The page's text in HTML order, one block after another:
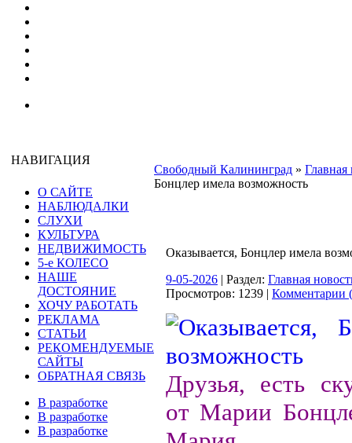
НАВИГАЦИЯ
О САЙТЕ
НАБЛЮДАЛКИ
СЛУХИ
КУЛЬТУРА
НЕДВИЖИМОСТЬ
5-е КОЛЕСО
НАШЕ
ДОСТОЯНИЕ
ХОЧУ РАБОТАТЬ
РЕКЛАМА
СТАТЬИ
РЕКОМЕНДУЕМЫЕ
САЙТЫ
ОБРАТНАЯ СВЯЗЬ
В разработке
В разработке
В разработке
Свободный Калининград » Главная
Бонцлер имела возможность
Оказывается, Бонцлер имела
9-05-2026 | Раздел: Главная
Просмотров: 1239 | Комментарии
Друзья, есть
от Марии